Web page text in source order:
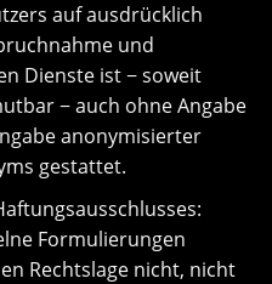
auf ausdrücklich
und
Dienste ist − soweit
− auch ohne Angabe
anonymisierter
gestattet.
Formulierungen
Rechtslage nicht, nicht